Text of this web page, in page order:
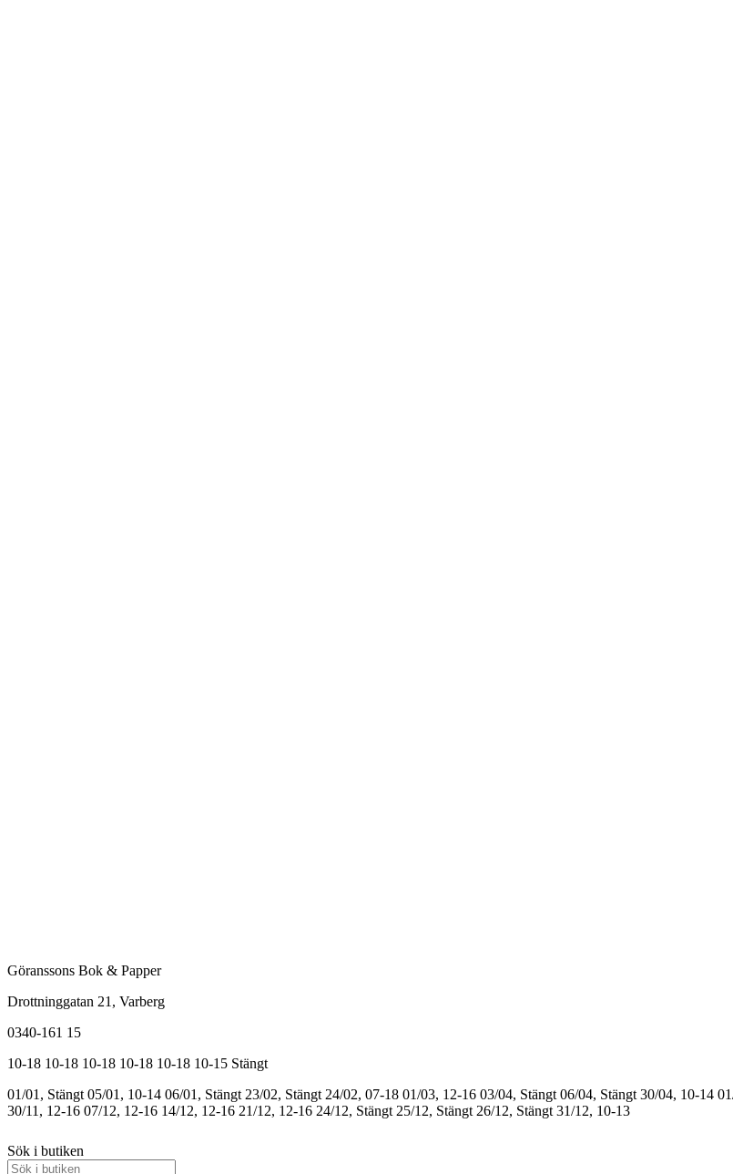
Göranssons Bok & Papper
Drottninggatan 21 , Varberg
0340-161 15
10-18 10-18 10-18 10-18 10-18 10-15 Stängt
01/01, Stängt 05/01, 10-14 06/01, Stängt 23/02, Stängt 24/02, 07-18 01/03, 12-16 03/04, Stängt 06/04, Stängt 30/04, 10-14
30/11, 12-16 07/12, 12-16 14/12, 12-16 21/12, 12-16 24/12, Stängt 25/12, Stängt 26/12, Stängt 31/12, 10-13
Sök i butiken